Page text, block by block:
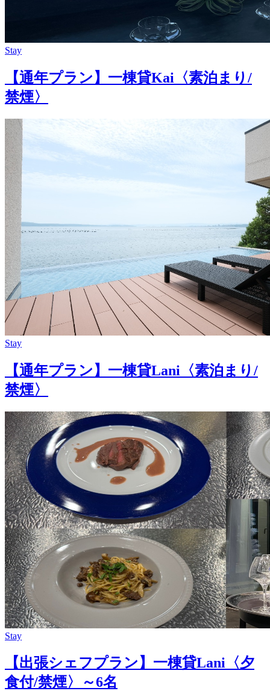
Stay
【通年プラン】一棟貸Kai〈素泊まり/
禁煙〉
Stay
【通年プラン】一棟貸Lani〈素泊まり/
禁煙〉
Stay
【出張シェフプラン】一棟貸Lani〈夕
食付/禁煙〉～6名